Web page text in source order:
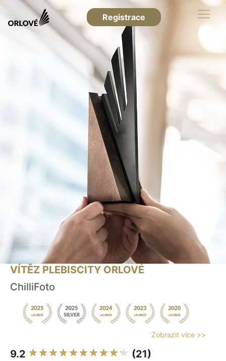
Registrace
VÍTĚZ PLEBISCITY ORLOVÉ
ChilliFoto
Zobrazit více >>
9.2 (21)